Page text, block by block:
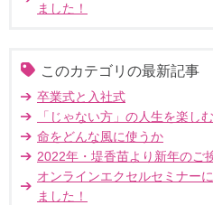
ました！
このカテゴリの最新記事
卒業式と入社式
「じゃない方」の人生を楽しむ
命をどんな風に使うか
2022年・堤香苗より新年のご
オンラインエクセルセミナー
ました！